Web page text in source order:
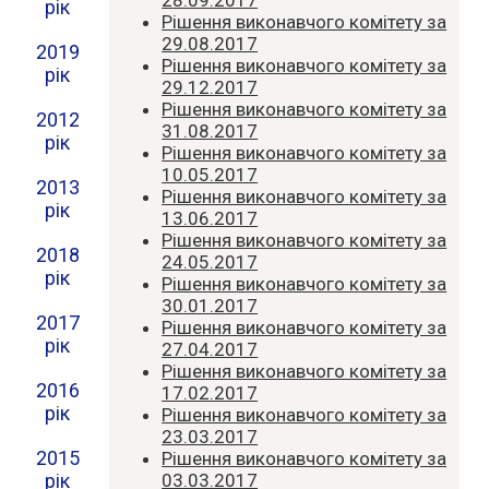
рік
2019
рік
2012
рік
2013
рік
2018
рік
2017
рік
2016
рік
2015
рік
Рішення виконавчого комітету за
29.08.2017
Рішення виконавчого комітету за
29.12.2017
Рішення виконавчого комітету за
31.08.2017
Рішення виконавчого комітету за
10.05.2017
Рішення виконавчого комітету за
13.06.2017
Рішення виконавчого комітету за
24.05.2017
Рішення виконавчого комітету за
30.01.2017
Рішення виконавчого комітету за
27.04.2017
Рішення виконавчого комітету за
17.02.2017
Рішення виконавчого комітету за
23.03.2017
Рішення виконавчого комітету за
03.03.2017